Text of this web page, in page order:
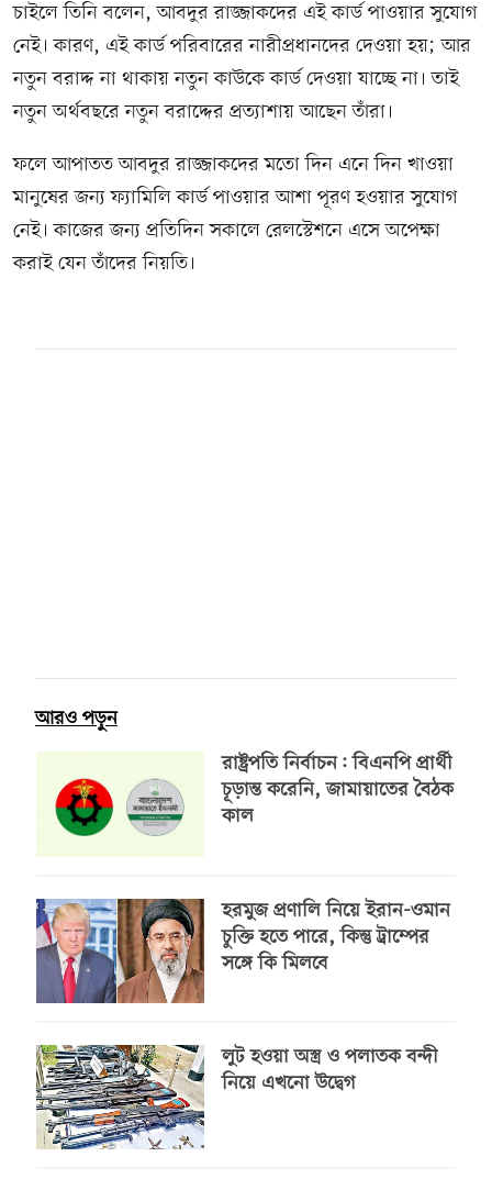
চাইলে তিনি বলেন, আবদুর রাজ্জাকদের এই কার্ড পাওয়ার সুযোগ
নেই। কারণ, এই কার্ড পরিবারের নারীপ্রধানদের দেওয়া হয়; আর
নতুন বরাদ্দ না থাকায় নতুন কাউকে কার্ড দেওয়া যাচ্ছে না। তাই
নতুন অর্থবছরে নতুন বরাদ্দের প্রত্যাশায় আছেন তাঁরা।
ফলে আপাতত আবদুর রাজ্জাকদের মতো দিন এনে দিন খাওয়া
মানুষের জন্য ফ্যামিলি কার্ড পাওয়ার আশা পূরণ হওয়ার সুযোগ
নেই। কাজের জন্য প্রতিদিন সকালে রেলস্টেশনে এসে অপেক্ষা
করাই যেন তাঁদের নিয়তি।
আরও পড়ুন
রাষ্ট্রপতি নির্বাচন: বিএনপি প্রার্থী
চূড়ান্ত করেনি, জামায়াতের বৈঠক
কাল
হরমুজ প্রণালি নিয়ে ইরান-ওমান
চুক্তি হতে পারে, কিন্তু ট্রাম্পের
সঙ্গে কি মিলবে
লুট হওয়া অস্ত্র ও পলাতক বন্দী
নিয়ে এখনো উদ্বেগ